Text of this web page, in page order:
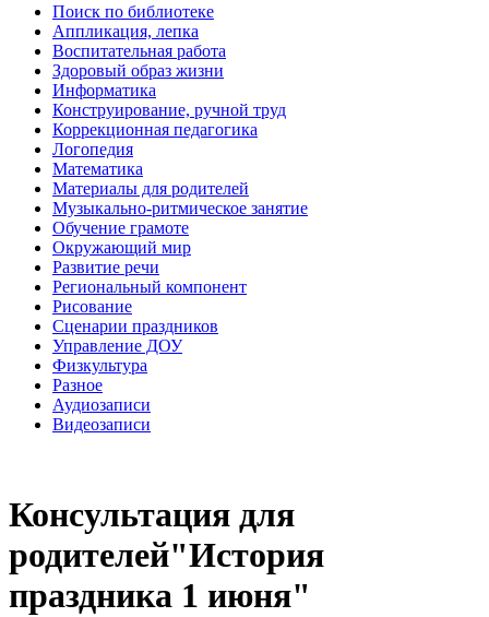
Поиск по библиотеке
Аппликация, лепка
Воспитательная работа
Здоровый образ жизни
Информатика
Конструирование, ручной труд
Коррекционная педагогика
Логопедия
Математика
Материалы для родителей
Музыкально-ритмическое занятие
Обучение грамоте
Окружающий мир
Развитие речи
Региональный компонент
Рисование
Сценарии праздников
Управление ДОУ
Физкультура
Разное
Аудиозаписи
Видеозаписи
Консультация для
родителей"История
праздника 1 июня"